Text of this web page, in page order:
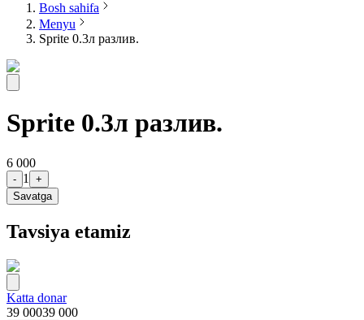
Bosh sahifa
Menyu
Sprite 0.3л разлив.
Sprite 0.3л разлив.
6 000
- 1
+
Savatga
Tavsiya etamiz
Katta donar
39 00039 000